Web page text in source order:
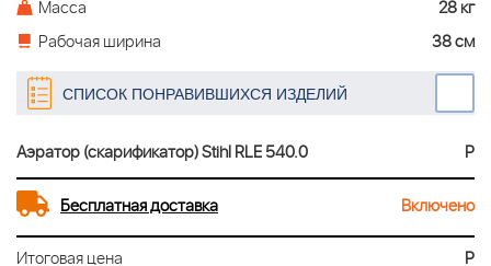
Масса
28 кг
Рабочая ширина
38 см
СПИСОК ПОНРАВИВШИХСЯ ИЗДЕЛИЙ
Аэратор (скарификатор) Stihl RLE 540.0 Р
Бесплатная доставка Включено
Итоговая цена Р